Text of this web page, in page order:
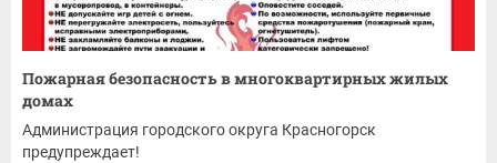
Пожарная безопасность в многоквартирных жилых
домах
Администрация городского округа Красногорск
предупреждает!